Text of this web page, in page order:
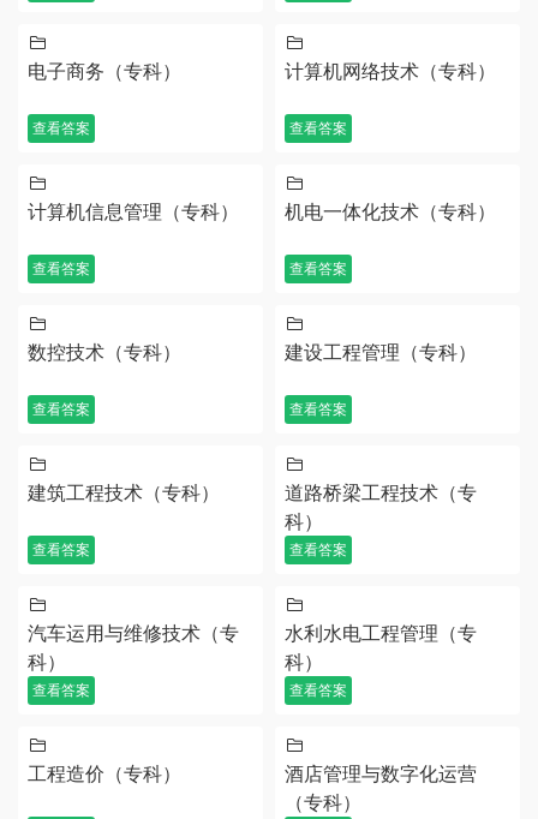
电子商务（专科）
查看答案
计算机网络技术（专科）
查看答案
计算机信息管理（专科）
查看答案
机电一体化技术（专科）
查看答案
数控技术（专科）
查看答案
建设工程管理（专科）
查看答案
建筑工程技术（专科）
查看答案
道路桥梁工程技术（专
科）
查看答案
汽车运用与维修技术（专
科）
查看答案
水利水电工程管理（专
科）
查看答案
工程造价（专科）
酒店管理与数字化运营
（专科）